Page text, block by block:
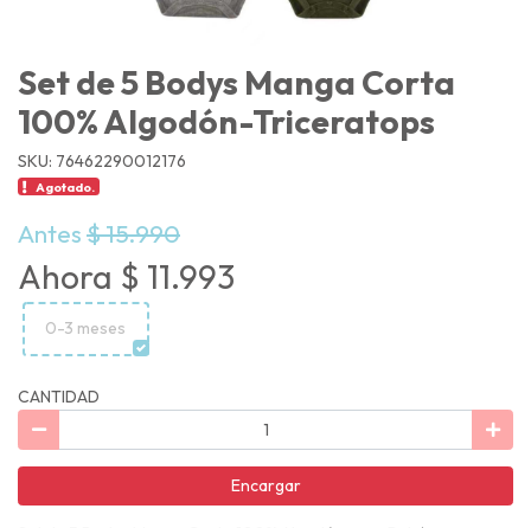
Set de 5 Bodys Manga Corta
100% Algodón-Triceratops
SKU: 76462290012176
Agotado.
Antes$ 15.990
Ahora $ 11.993
0-3 meses
CANTIDAD
Encargar